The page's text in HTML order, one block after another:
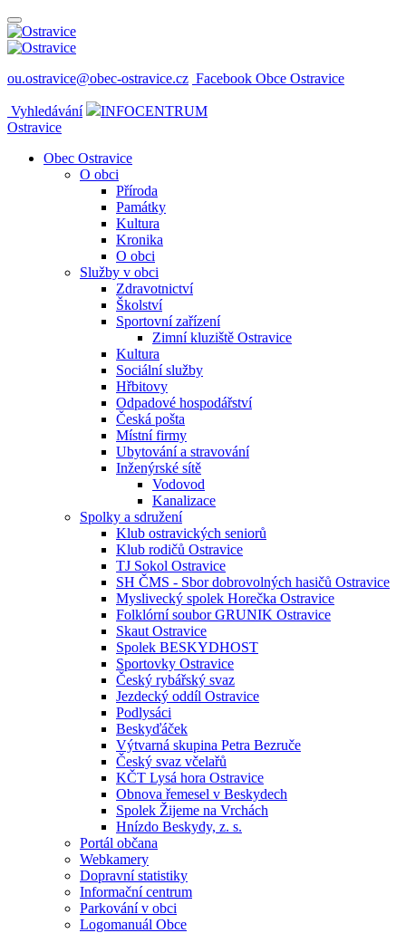
ou.ostravice@obec-ostravice.cz Facebook Obce Ostravice
Vyhledávání
INFOCENTRUM
Ostravice
Obec Ostravice
O obci
Příroda
Památky
Kultura
Kronika
O obci
Služby v obci
Zdravotnictví
Školství
Sportovní zařízení
Zimní kluziště Ostravice
Kultura
Sociální služby
Hřbitovy
Odpadové hospodářství
Česká pošta
Místní firmy
Ubytování a stravování
Inženýrské sítě
Vodovod
Kanalizace
Spolky a sdružení
Klub ostravických seniorů
Klub rodičů Ostravice
TJ Sokol Ostravice
SH ČMS - Sbor dobrovolných hasičů Ostravice
Myslivecký spolek Horečka Ostravice
Folklórní soubor GRUNIK Ostravice
Skaut Ostravice
Spolek BESKYDHOST
Sportovky Ostravice
Český rybářský svaz
Jezdecký oddíl Ostravice
Podlysáci
Beskyďáček
Výtvarná skupina Petra Bezruče
Český svaz včelařů
KČT Lysá hora Ostravice
Obnova řemesel v Beskydech
Spolek Žijeme na Vrchách
Hnízdo Beskydy, z. s.
Portál občana
Webkamery
Dopravní statistiky
Informační centrum
Parkování v obci
Logomanuál Obce